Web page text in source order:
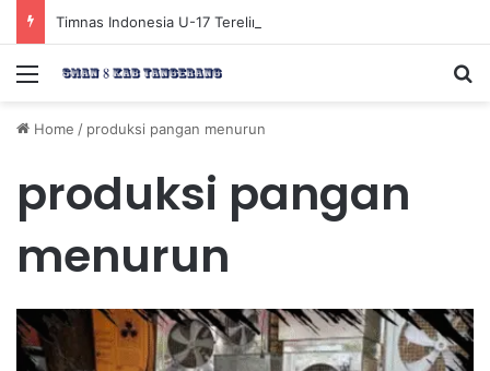
Menu
Home / produksi pangan menurun
produksi pangan
menurun